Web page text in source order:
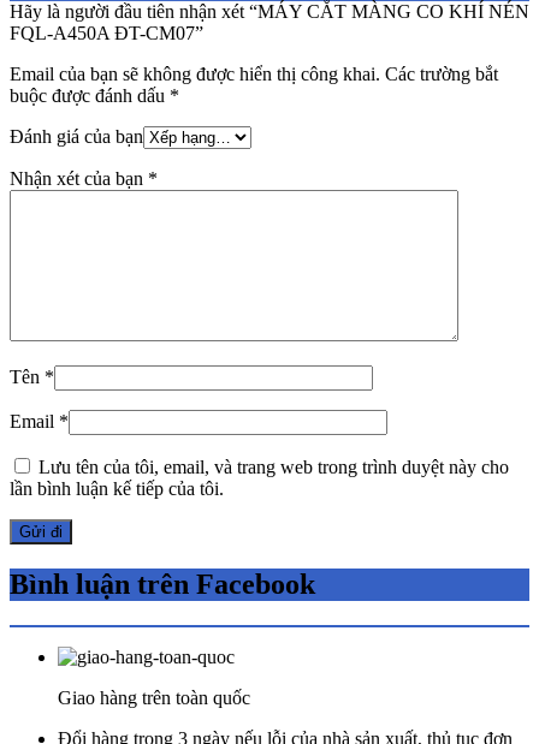
Hãy là người đầu tiên nhận xét “MÁY CẮT MÀNG CO KHÍ NÉN
FQL-A450A ĐT-CM07”
Email của bạn sẽ không được hiển thị công khai. Các trường bắt
buộc được đánh dấu *
Đánh giá của bạn
Nhận xét của bạn *
Tên *
Email *
Lưu tên của tôi, email, và trang web trong trình duyệt này cho
lần bình luận kế tiếp của tôi.
Bình luận trên Facebook
Giao hàng trên toàn quốc
Đổi hàng trong 3 ngày nếu lỗi của nhà sản xuất, thủ tục đơn